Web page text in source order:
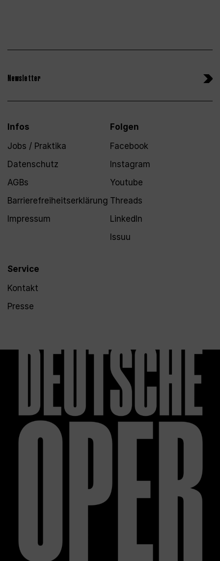
Newsletter
Infos
Jobs / Praktika
Datenschutz
AGBs
Barrierefreiheitserklärung
Impressum
Service
Kontakt
Presse
Folgen
Facebook
Instagram
Youtube
Threads
LinkedIn
Issuu